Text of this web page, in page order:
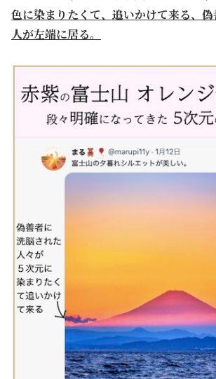
色に染まりたくて、追いかけて来る、
人が左端に居る。